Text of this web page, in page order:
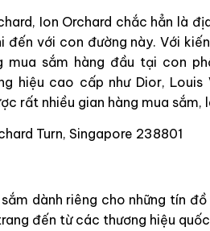
Ion Orchard chắc hẳn là
đến với con đường này. Với
mua sắm hàng đầu tại con
hiệu cao cấp như Dior, Louis
rất nhiều gian hàng mua sắm,
Turn, Singapore 238801
dành riêng cho những tín
đến từ các thương hiệu